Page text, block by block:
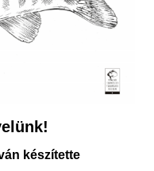
készítette